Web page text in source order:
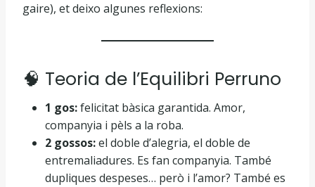
gaire), et deixo algunes reflexions:
🧠 Teoria de l’Equilibri Perruno
1 gos:felicitat bàsica garantida. Amor,
companyia i pèls a la roba.
2 gossos:el doble d’alegria, el doble de
entremaliadures. Es fan companyia. També
dupliques despeses… però i l’amor? També es